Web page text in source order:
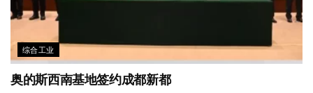
综合工业
奥的斯西南基地签约成都新都